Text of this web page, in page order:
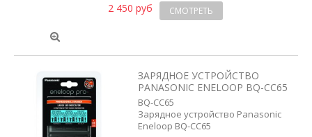
2 450 руб СМОТРЕТЬ
ЗАРЯДНОЕ УСТРОЙСТВО
PANASONIC ENELOOP BQ-CC65
BQ-CC65
Зарядное устройство Panasonic
Eneloop BQ-CC65